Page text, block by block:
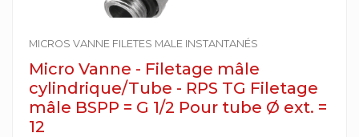
MICROS VANNE FILETES MALE INSTANTANÉS
Micro Vanne - Filetage mâle
cylindrique/Tube - RPS TG Filetage
mâle BSPP = G 1/2 Pour tube Ø ext. =
12